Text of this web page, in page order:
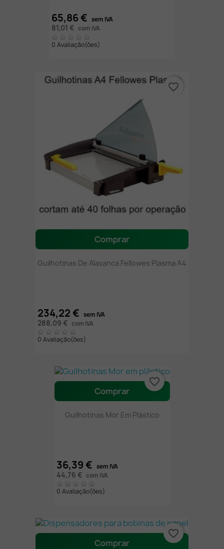
65,86 € sem IVA
81,01 € com IVA
0 Avaliação(ões)
Comprar
Guilhotinas De Alavanca Fellowes Plasma A4
234,22 € sem IVA
288,09 € com IVA
0 Avaliação(ões)
favorite_border
Comprar
Guilhotinas Mor Em Plástico
36,39 € sem IVA
44,76 € com IVA
0 Avaliação(ões)
favorite_border
Comprar
favorite_border